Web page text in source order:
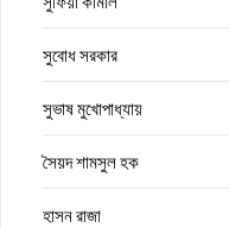
সুবোধ সরকার
সুভাষ মুখোপাধ্যায়
সৈয়দ শামসুল হক
হাসন রাজা